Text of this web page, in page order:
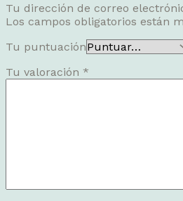
Tu dirección de correo
Los campos obligatorios están
Tu puntuación
Tu valoración *